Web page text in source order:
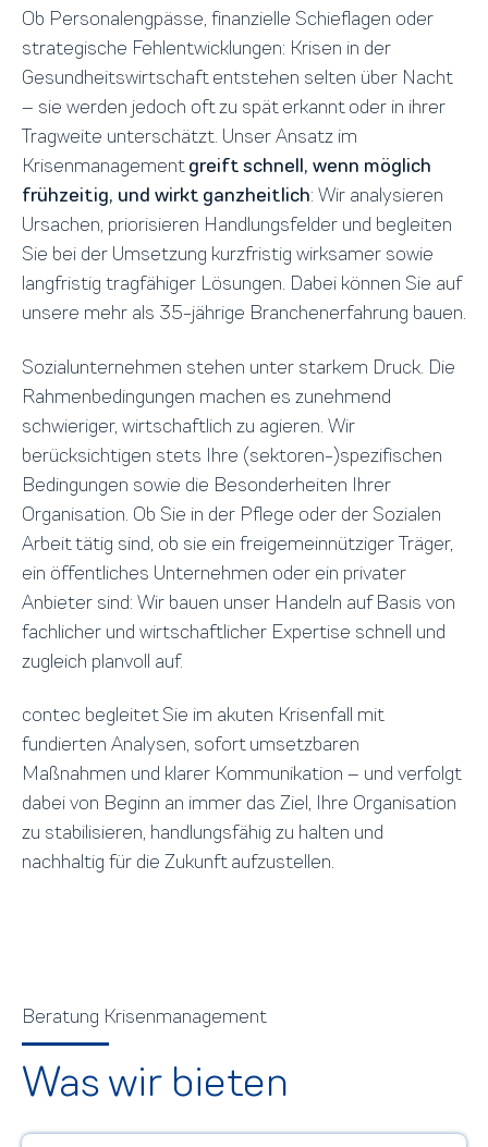
Ob Personalengpässe, finanzielle Schieflagen oder
strategische Fehlentwicklungen: Krisen in der
Gesundheitswirtschaft entstehen selten über Nacht
– sie werden jedoch oft zu spät erkannt oder in ihrer
Tragweite unterschätzt. Unser Ansatz im
Krisenmanagementgreift schnell, wenn möglich
frühzeitig, und wirkt ganzheitlich: Wir analysieren
Ursachen, priorisieren Handlungsfelder und begleiten
Sie bei der Umsetzung kurzfristig wirksamer sowie
langfristig tragfähiger Lösungen. Dabei können Sie auf
unsere mehr als 35-jährige Branchenerfahrung bauen.
Sozialunternehmen stehen unter starkem Druck. Die
Rahmenbedingungen machen es zunehmend
schwieriger, wirtschaftlich zu agieren. Wir
berücksichtigen stets Ihre (sektoren-)spezifischen
Bedingungen sowie die Besonderheiten Ihrer
Organisation. Ob Sie in der Pflege oder der Sozialen
Arbeit tätig sind, ob sie ein freigemeinnütziger Träger,
ein öffentliches Unternehmen oder ein privater
Anbieter sind: Wir bauen unser Handeln auf Basis von
fachlicher und wirtschaftlicher Expertise schnell und
zugleich planvoll auf.
contec begleitet Sie im akuten Krisenfall mit
fundierten Analysen, sofort umsetzbaren
Maßnahmen und klarer Kommunikation – und verfolgt
dabei von Beginn an immer das Ziel, Ihre Organisation
zu stabilisieren, handlungsfähig zu halten und
nachhaltig für die Zukunft aufzustellen.
Beratung Krisenmanagement
Was wir bieten